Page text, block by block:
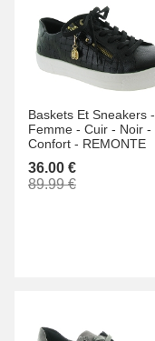
Baskets Et Sneakers -
Femme - Cuir - Noir -
Confort - REMONTE
36.00 €
89.99 €